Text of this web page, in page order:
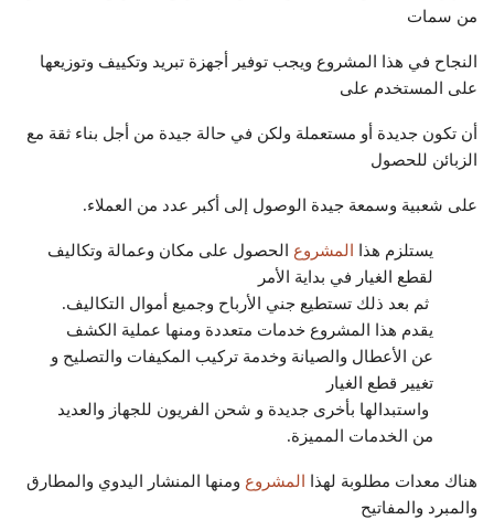
من سمات
النجاح في هذا المشروع ويجب توفير أجهزة تبريد وتكييف وتوزيعها
على المستخدم على
أن تكون جديدة أو مستعملة ولكن في حالة جيدة من أجل بناء ثقة مع
الزبائن للحصول
على شعبية وسمعة جيدة الوصول إلى أكبر عدد من العملاء.
يستلزم هذا المشروع الحصول على مكان وعمالة وتكاليف
لقطع الغيار في بداية الأمر
ثم بعد ذلك تستطيع جني الأرباح وجميع أموال التكاليف.
يقدم هذا المشروع خدمات متعددة ومنها عملية الكشف
عن الأعطال والصيانة وخدمة تركيب المكيفات والتصليح و
تغيير قطع الغيار
واستبدالها بأخرى جديدة و شحن الفريون للجهاز والعديد
من الخدمات المميزة.
هناك معدات مطلوبة لهذا المشروع ومنها المنشار اليدوي والمطارق
والمبرد والمفاتيح